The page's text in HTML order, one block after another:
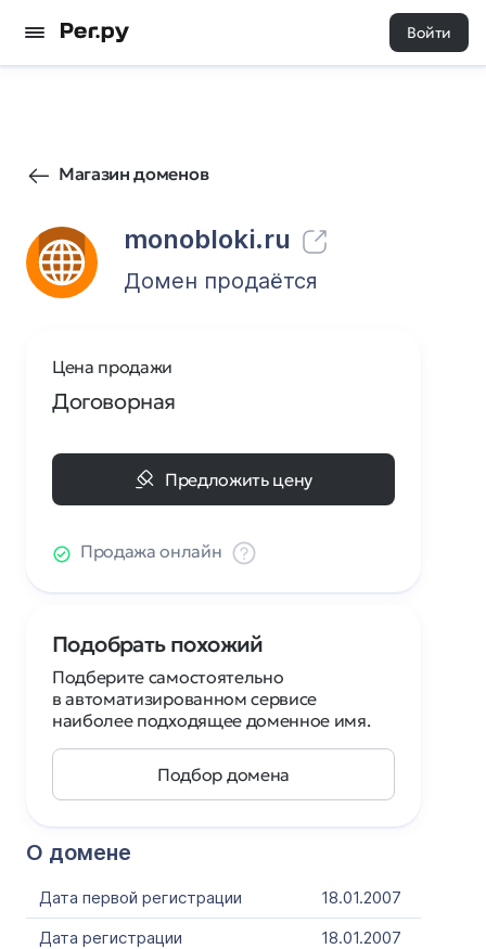
Войти
Магазин доменов
monobloki.ru
4 0
Домен продаётся
О домене
Дата первой регистрации
18.01.2007
Дата регистрации
18.01.2007
Цена продажи
Договорная
Предложить цену
Продажа онлайн
Подобрать похожий
Подберите самостоятельно
в автоматизированном сервисе
наиболее подходящее доменное имя.
Подбор домена